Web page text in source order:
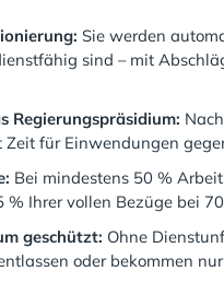
Sie werden
sind – mit
Regierungspräsidium:
für Einwendungen
Bei mindestens 50 %
Ihrer vollen Bezüge bei
geschützt: Ohne
oder bekommen